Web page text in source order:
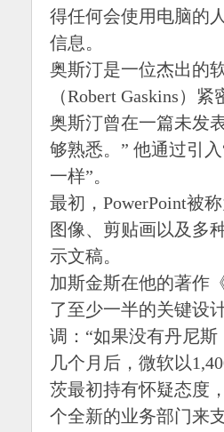
得任何会使用电脑的
信息。
奥斯汀是一位杰出的
（Robert Gaskins）
奥斯汀曾在一篇未发
够熟悉。” 他通过引
一样”。
最初，PowerPoint被
图像、剪贴画以及多
示文稿。
加斯金斯在他的著作
了至少一半的关键设
调：“如果没有丹尼斯
几个月后，微软以
茨最初持有怀疑态度
个全新的业务部门来